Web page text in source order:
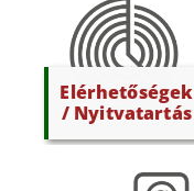
Elérhetőségek
/ Nyitvatartás